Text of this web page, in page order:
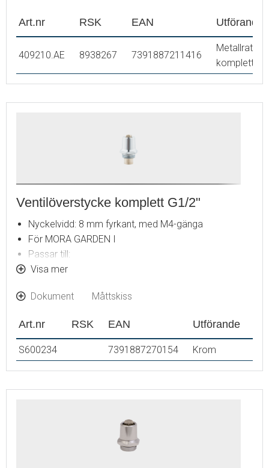
Art.nr RSK EAN Utförande
409210.AE 8938267 7391887211416
Metallratt
komplett
Ventilöverstycke komplett G1/2"
Nyckelvidd: 8 mm fyrkant, med M4-gänga
För MORA GARDEN I
Passar till:
Nyckel MA 630520.AE
Låsbar ratt MA 409213.AE
Visa mer
Dokument Måttskiss
Art.nr RSK EAN Utförande
S600234 7391887270154 Krom